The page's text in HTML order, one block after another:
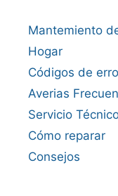
Mantemiento
Hogar
Códigos de
Averias
Servicio
Cómo reparar
Consejos